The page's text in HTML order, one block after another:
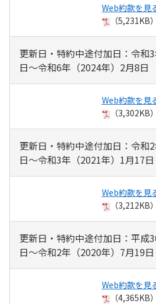
Web約款を見
（5,231KB）
更新日・特約中途付加日：令和
日～令和6年（2024年）2月8日
Web約款を見
（3,302KB）
更新日・特約中途付加日：令和
日～令和3年（2021年）1月17日
Web約款を見
（3,212KB）
更新日・特約中途付加日：平成
日～令和2年（2020年）7月19日
Web約款を見
（4,365KB）